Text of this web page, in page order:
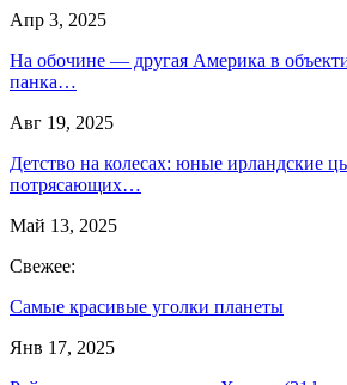
Апр 3, 2025
На обочине — другая Америка в
панка…
Авг 19, 2025
Детство на колесах: юные ирландские
потрясающих…
Май 13, 2025
Свежее:
Самые красивые уголки планеты
Янв 17, 2025